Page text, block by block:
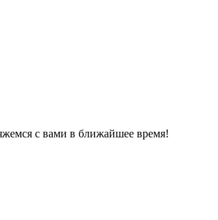
с вами в ближайшее время!